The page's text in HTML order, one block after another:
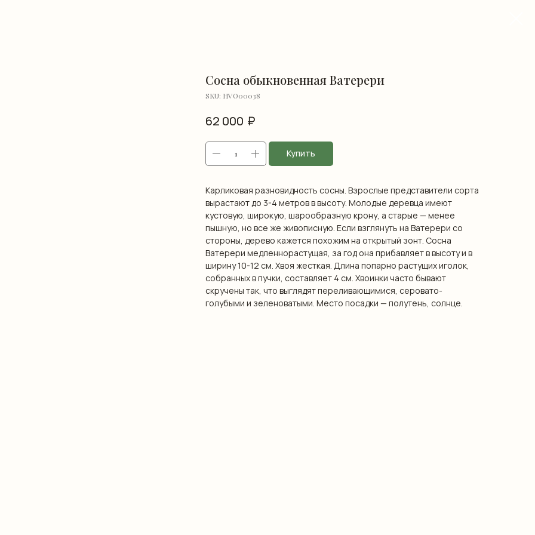
Сосна обыкновенная Ватерери
SKU: HVO00038
62 000 ₽
Купить
Карликовая разновидность сосны. Взрослые представители сорта
вырастают до 3-4 метров в высоту. Молодые деревца имеют
кустовую, широкую, шарообразную крону, а старые — менее
пышную, но все же живописную. Если взглянуть на Ватерери со
стороны, дерево кажется похожим на открытый зонт. Сосна
Ватерери медленнорастущая, за год она прибавляет в высоту и в
ширину 10-12 см. Хвоя жесткая. Длина попарно растущих иголок,
собранных в пучки, составляет 4 см. Хвоинки часто бывают
скручены так, что выглядят переливающимися, серовато-
голубыми и зеленоватыми. Место посадки — полутень, солнце.